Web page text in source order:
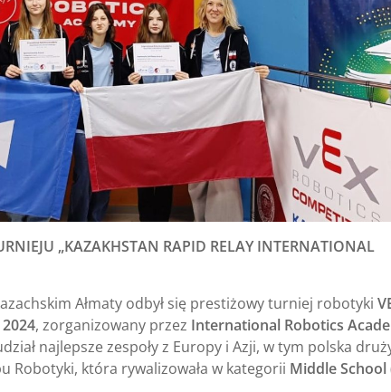
„KAZAKHSTAN RAPID RELAY INTERNATIONAL
Ałmaty odbył się prestiżowy turniej robotyki
, zorganizowany przez International Robotics
najlepsze zespoły z Europy i Azji, w tym polska
Robotyki, która rywalizowała w kategorii Middle School